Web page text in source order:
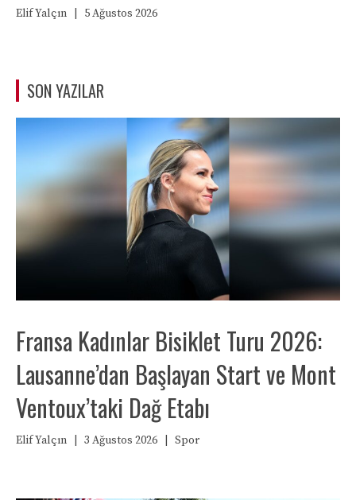
Elif Yalçın 5 Ağustos 2026
SON YAZILAR
Fransa Kadınlar Bisiklet Turu 2026:
Lausanne’dan Başlayan Start ve Mont
Ventoux’taki Dağ Etabı
Elif Yalçın 3 Ağustos 2026 Spor